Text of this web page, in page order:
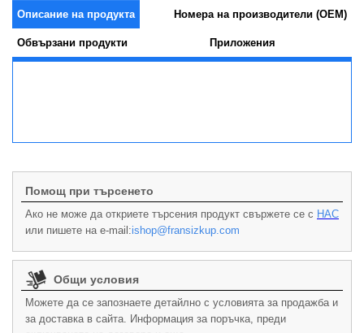
Описание на продукта Номера на производители (OEM)
Обвързани продукти Приложения
Помощ при търсенето
Ако не може да откриете търсения продукт свържете се с НАС
или пишете на e-mail:ishop@fransizkup.com
Общи условия
Можете да се запознаете детайлно с условията за продажба и
за доставка в сайта. Информация за поръчка, преди